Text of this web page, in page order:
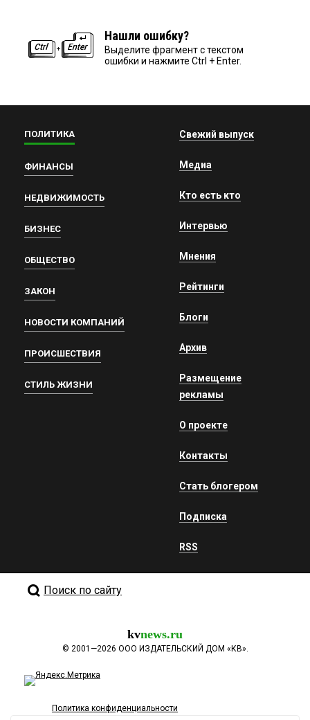
Нашли ошибку?
Выделите фрагмент с текстом
ошибки и нажмите Ctrl + Enter.
ПОЛИТИКА
ФИНАНСЫ
НЕДВИЖИМОСТЬ
БИЗНЕС
ОБЩЕСТВО
ЗАКОН
НОВОСТИ КОМПАНИЙ
ПРОИСШЕСТВИЯ
СТИЛЬ ЖИЗНИ
Свежий выпуск
Медиа
Кто есть кто
Интервью
Мнения
Рейтинги
Блоги
Архив
Размещение
рекламы
О проекте
Контакты
Стать блогером
Подписка
RSS
Поиск по сайту
kvnews.ru
© 2001—2026 ООО ИЗДАТЕЛЬСКИЙ ДОМ «КВ».
Политика конфиденциальности